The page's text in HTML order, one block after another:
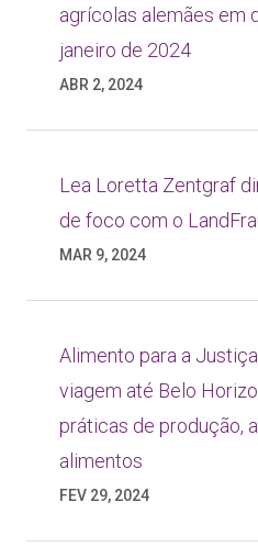
agrícolas alemães em
janeiro de 2024
ABR 2, 2024
Lea Loretta Zentgraf
de foco com o
MAR 9, 2024
Alimento para a
viagem até Belo
práticas de produção,
alimentos
FEV 29, 2024